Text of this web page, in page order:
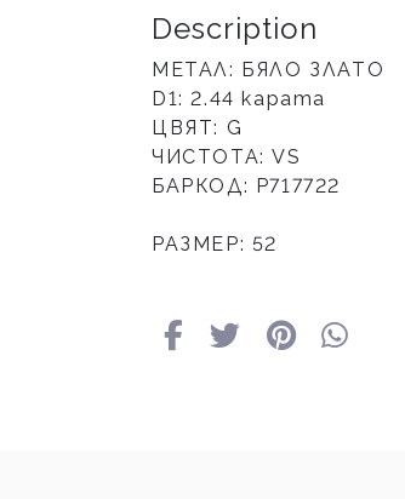
Description
МЕТАЛ: БЯЛО ЗЛАТО
D1: 2.44 карата
ЦВЯТ: G
ЧИСТОТА: VS
БАРКОД: Р717722
РАЗМЕР: 52